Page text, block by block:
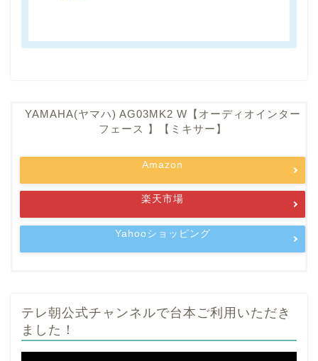
YAMAHA(ヤマハ) AG03MK2 W【オーディオインター
フェース 】【ミキサー】
Amazon
楽天市場
Yahooショッピング
テレ朝公式チャンネルで台本ご利用いただき
ました！